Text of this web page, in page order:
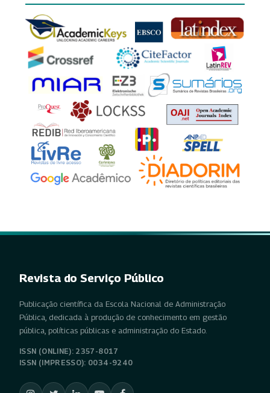
Revista do Serviço Público
Publicação científica da Escola Nacional de Administração
Pública, dedicada à produção de conhecimento em gestão
pública, políticas públicas e administração do Estado.
ISSN (ONLINE): 2357-8017
ISSN (IMPRESSO): 0034-9240